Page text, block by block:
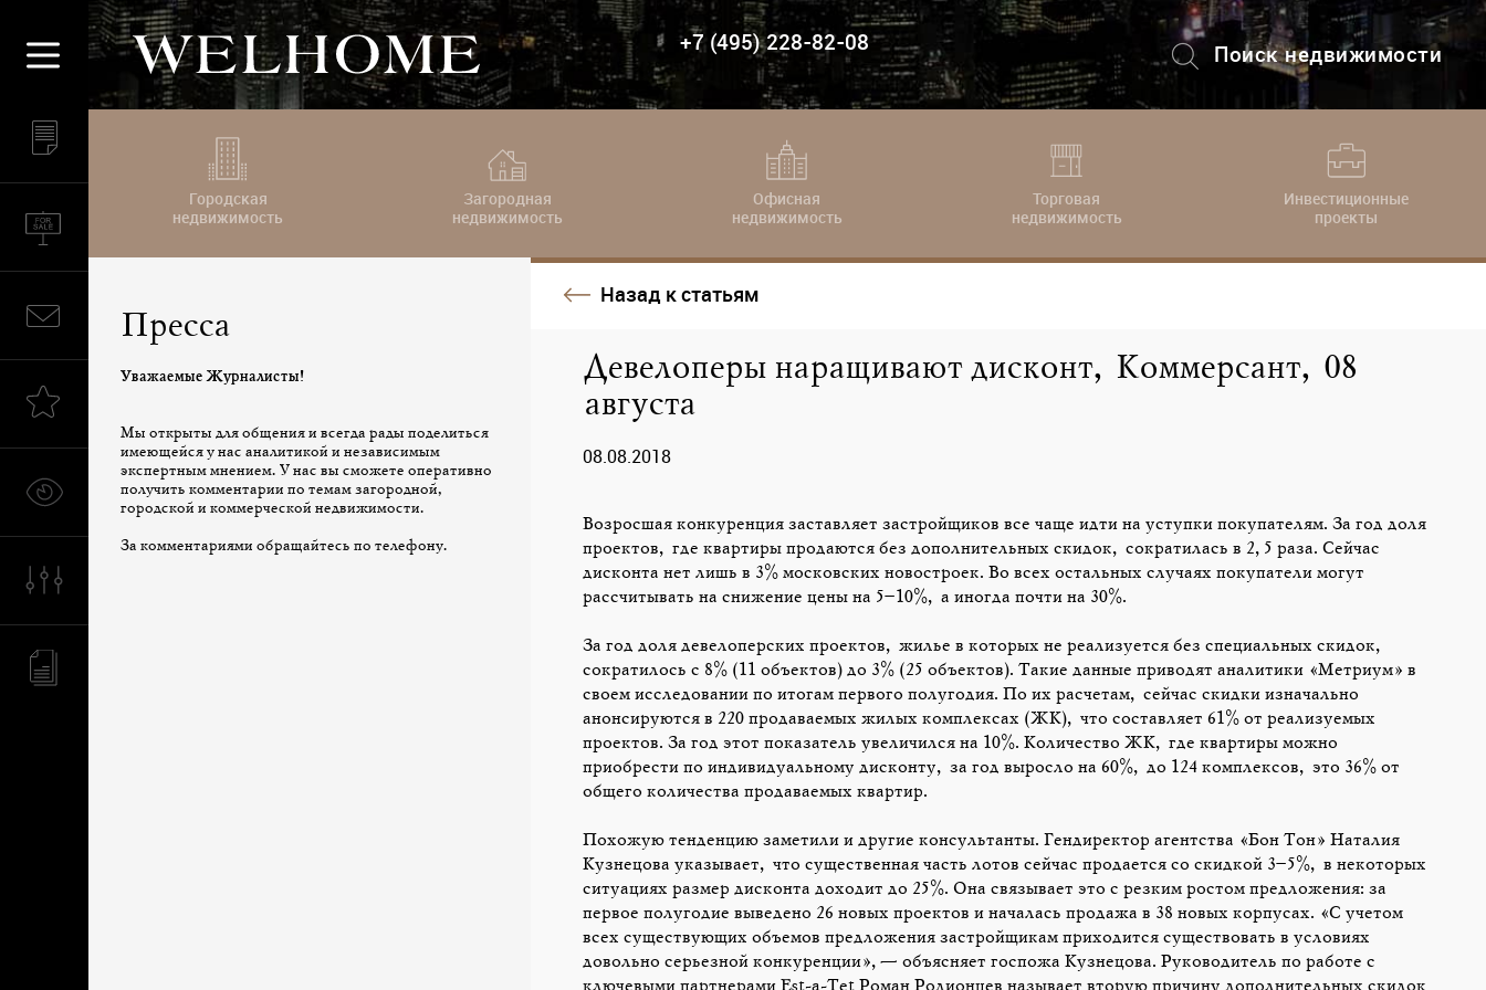
+7 (495) 228-82-08
Поиск недвижимости
+7 (495) 228-82-08
Городская
недвижимость
Загородная
недвижимость
Офисная
недвижимость
Торговая
недвижимость
Инвестиционные
проекты
Пресса
Уважаемые Журналисты!
Мы открыты для общения и всегда рады поделиться
имеющейся у нас аналитикой и независимым
экспертным мнением. У нас вы сможете оперативно
получить комментарии по темам загородной,
городской и коммерческой недвижимости.
За комментариями обращайтесь по телефону.
Назад к статьям
Девелоперы наращивают дисконт, Коммерсант, 08
августа
08.08.2018
Возросшая конкуренция заставляет застройщиков все чаще идти на уступки покупателям. За год доля
проектов, где квартиры продаются без дополнительных скидок, сократилась в 2,5 раза. Сейчас
дисконта нет лишь в 3% московских новостроек. Во всех остальных случаях покупатели могут
рассчитывать на снижение цены на 5–10%, а иногда почти на 30%.
За год доля девелоперских проектов, жилье в которых не реализуется без специальных скидок,
сократилось с 8% (11 объектов) до 3% (25 объектов). Такие данные приводят аналитики «Метриум» в
своем исследовании по итогам первого полугодия. По их расчетам, сейчас скидки изначально
анонсируются в 220 продаваемых жилых комплексах (ЖК), что составляет 61% от реализуемых
проектов. За год этот показатель увеличился на 10%. Количество ЖК, где квартиры можно
приобрести по индивидуальному дисконту, за год выросло на 60%, до 124 комплексов, это 36% от
общего количества продаваемых квартир.
Похожую тенденцию заметили и другие консультанты. Гендиректор агентства «Бон Тон» Наталия
Кузнецова указывает, что существенная часть лотов сейчас продается со скидкой 3–5%, в некоторых
ситуациях размер дисконта доходит до 25%. Она связывает это с резким ростом предложения: за
первое полугодие выведено 26 новых проектов и началась продажа в 38 новых корпусах. «С учетом
всех существующих объемов предложения застройщикам приходится существовать в условиях
довольно серьезной конкуренции»,— объясняет госпожа Кузнецова. Руководитель по работе с